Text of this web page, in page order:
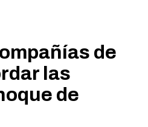
de
las
de